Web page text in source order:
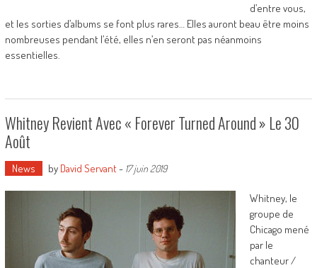
d’entre vous,
et les sorties d’albums se font plus rares… Elles auront beau être moins
nombreuses pendant l’été, elles n’en seront pas néanmoins
essentielles.
Whitney Revient Avec « Forever Turned Around » Le 30
Août
News by David Servant- 17 juin 2019
Whitney, le
groupe de
Chicago mené
par le
chanteur /